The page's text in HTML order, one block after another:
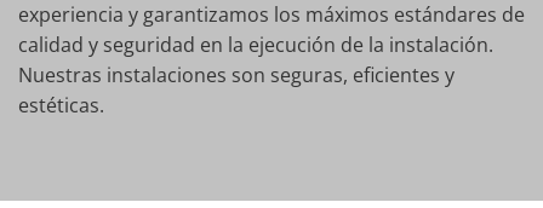
experiencia y garantizamos los máximos estándares de
calidad y seguridad en la ejecución de la instalación.
Nuestras instalaciones son seguras, eficientes y
estéticas.